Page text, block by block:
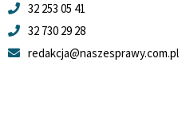
32 253 05 41
32 730 29 28
redakcja@naszesprawy.com.pl